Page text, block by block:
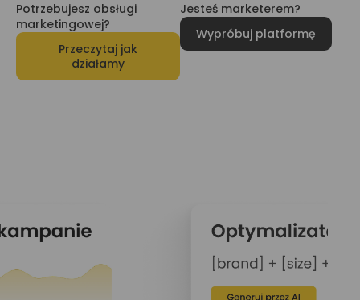
Potrzebujesz obsługi
marketingowej?
Przeczytaj jak
działamy
Jesteś marketerem?
Wypróbuj platformę